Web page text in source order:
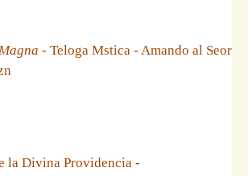
- Teloga Mstica - Amando al Seor
la Divina Providencia -